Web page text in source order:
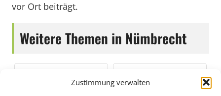
Zustimmung verwalten
vor Ort beiträgt.
Weitere Themen in Nümbrecht